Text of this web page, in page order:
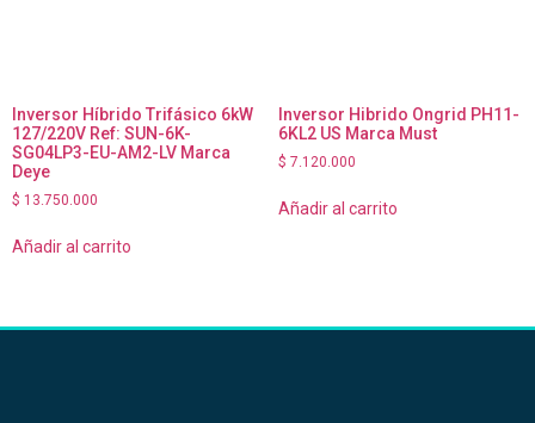
Inversor Híbrido Trifásico 6kW
127/220V Ref: SUN-6K-
SG04LP3-EU-AM2-LV Marca
Deye
$ 13.750.000
Añadir al carrito
Inversor Hibrido Ongrid PH11-
6KL2 US Marca Must
$ 7.120.000
Añadir al carrito